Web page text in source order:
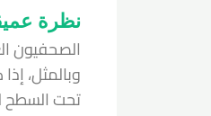
نظرة
الصحفيون
وبالمثل،
تحت السطح